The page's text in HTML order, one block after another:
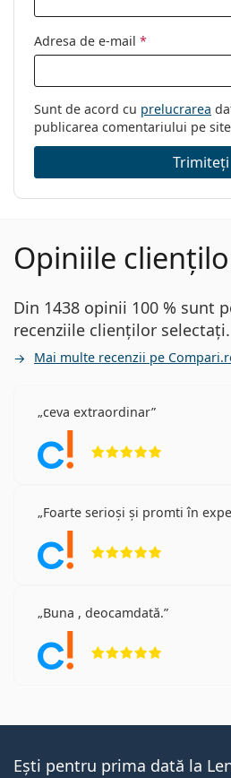
Adresa de e-mail *
Sunt de acord cu prelucrarea
publicarea comentariului pe
Trimiteți
Opiniile
Din 1438 opinii 100 % sunt
recenziile clienților selectați.
Mai multe recenzii pe
ceva extraordinar
Foarte serioși și promti în
Buna , deocamdată.
Ești pentru prima dată la